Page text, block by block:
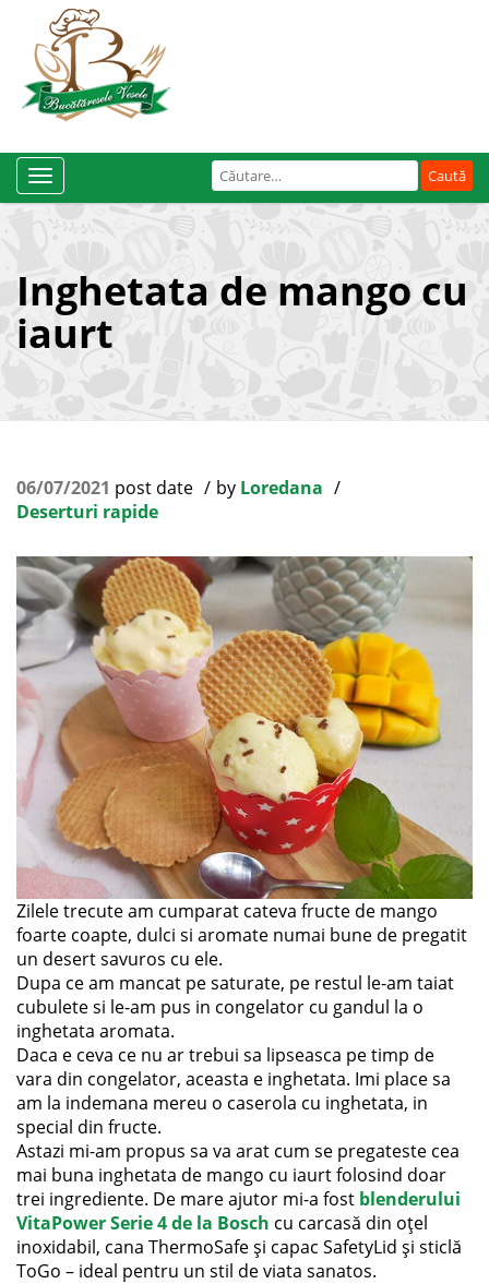
Caută
după:
Toggle
Navigation
Inghetata de mango cu
iaurt
06/07/2021 post date by Loredana
Deserturi rapide
Zilele trecute am cumparat cateva fructe de mango
foarte coapte, dulci si aromate numai bune de pregatit
un desert savuros cu ele.
Dupa ce am mancat pe saturate, pe restul le-am taiat
cubulete si le-am pus in congelator cu gandul la o
inghetata aromata.
Daca e ceva ce nu ar trebui sa lipseasca pe timp de
vara din congelator, aceasta e inghetata. Imi place sa
am la indemana mereu o caserola cu inghetata, in
special din fructe.
Astazi mi-am propus sa va arat cum se pregateste cea
mai buna inghetata de mango cu iaurt folosind doar
trei ingrediente. De mare ajutor mi-a fost blenderului
VitaPower Serie 4 de la Bosch cu carcasă din oțel
inoxidabil, cana ThermoSafe și capac SafetyLid și sticlă
ToGo – ideal pentru un stil de viata sanatos.